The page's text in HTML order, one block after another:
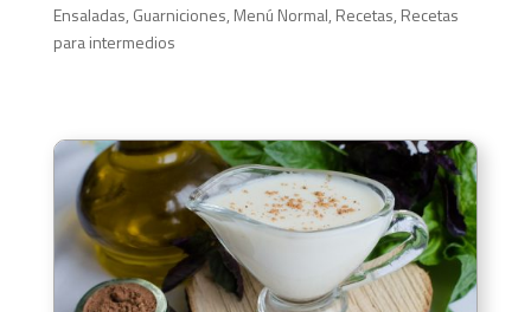
Ensaladas, Guarniciones, Menú Normal, Recetas, Recetas
para intermedios